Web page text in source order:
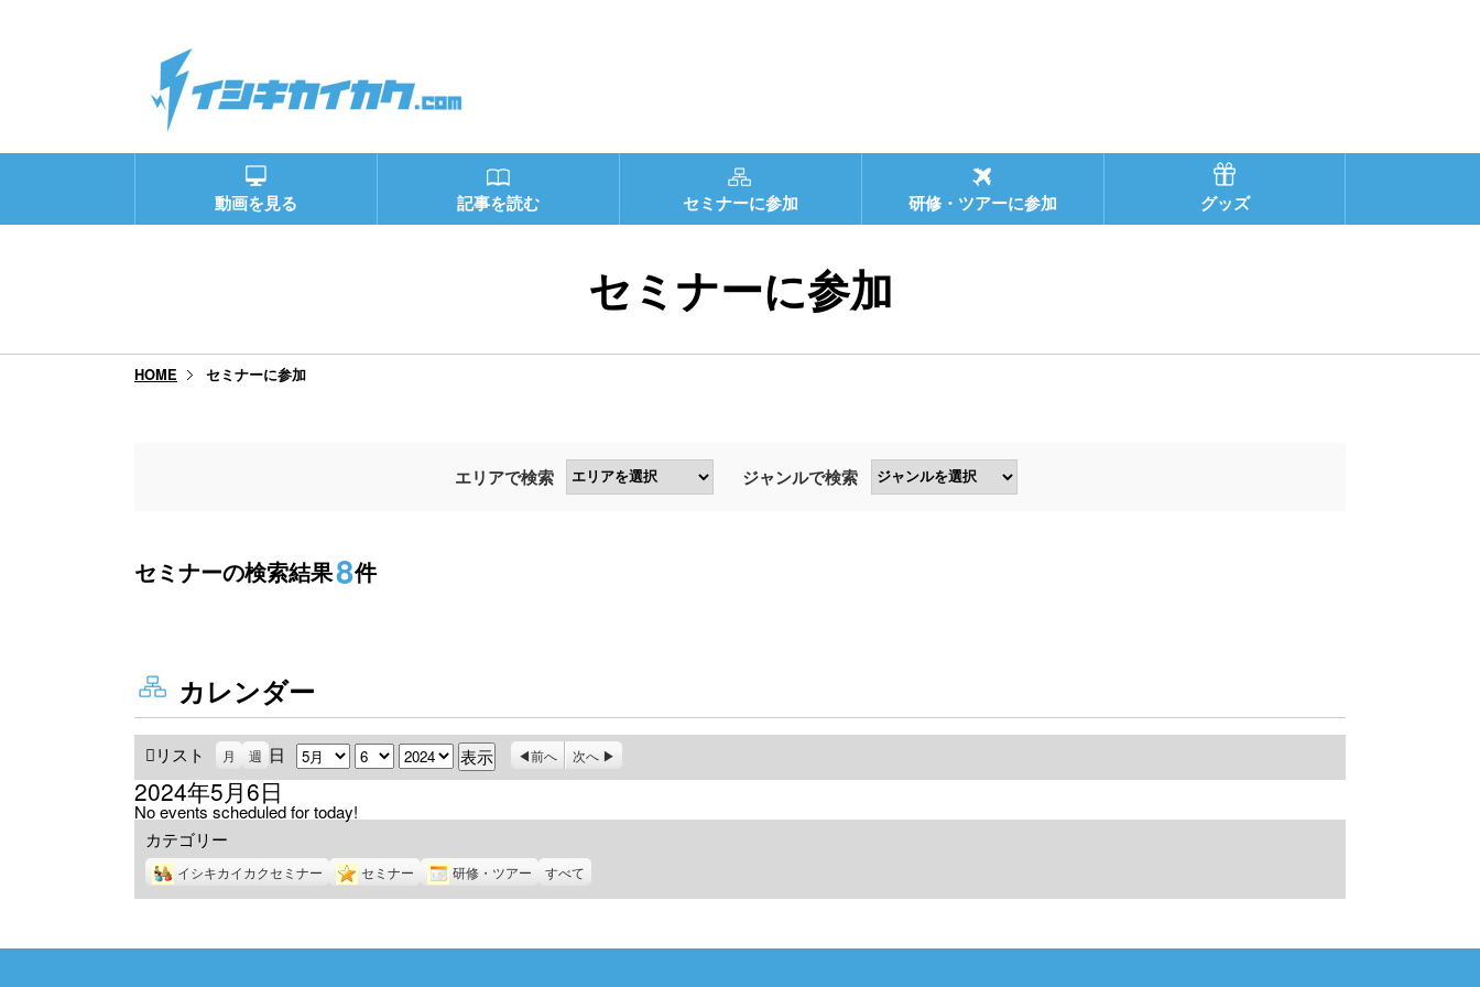
動画を見る 記事を読む セミナーに参加 研修・ツアーに参加 グッズ
セミナーに参加
HOME セミナーに参加
エリアで検索 ジャンルで検索
セミナーの検索結果8件
カレンダー
リスト
示
月 週 日 月 日 年 前へ 次へ
2024年5月6日
No events scheduled for today!
カテゴリー
イシキカイカクセミナー セミナー 研修・ツアー すべて